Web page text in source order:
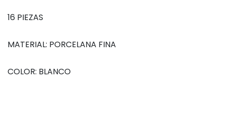
16 PIEZAS
MATERIAL: PORCELANA FINA
COLOR: BLANCO